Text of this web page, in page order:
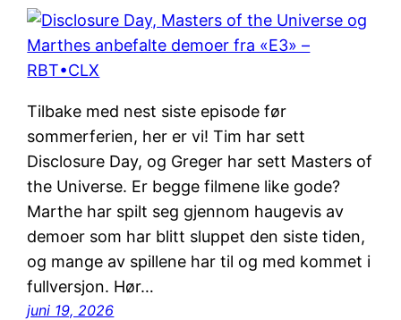
Tilbake med nest siste episode før
sommerferien, her er vi! Tim har sett
Disclosure Day, og Greger har sett Masters of
the Universe. Er begge filmene like gode?
Marthe har spilt seg gjennom haugevis av
demoer som har blitt sluppet den siste tiden,
og mange av spillene har til og med kommet i
fullversjon. Hør…
juni 19, 2026